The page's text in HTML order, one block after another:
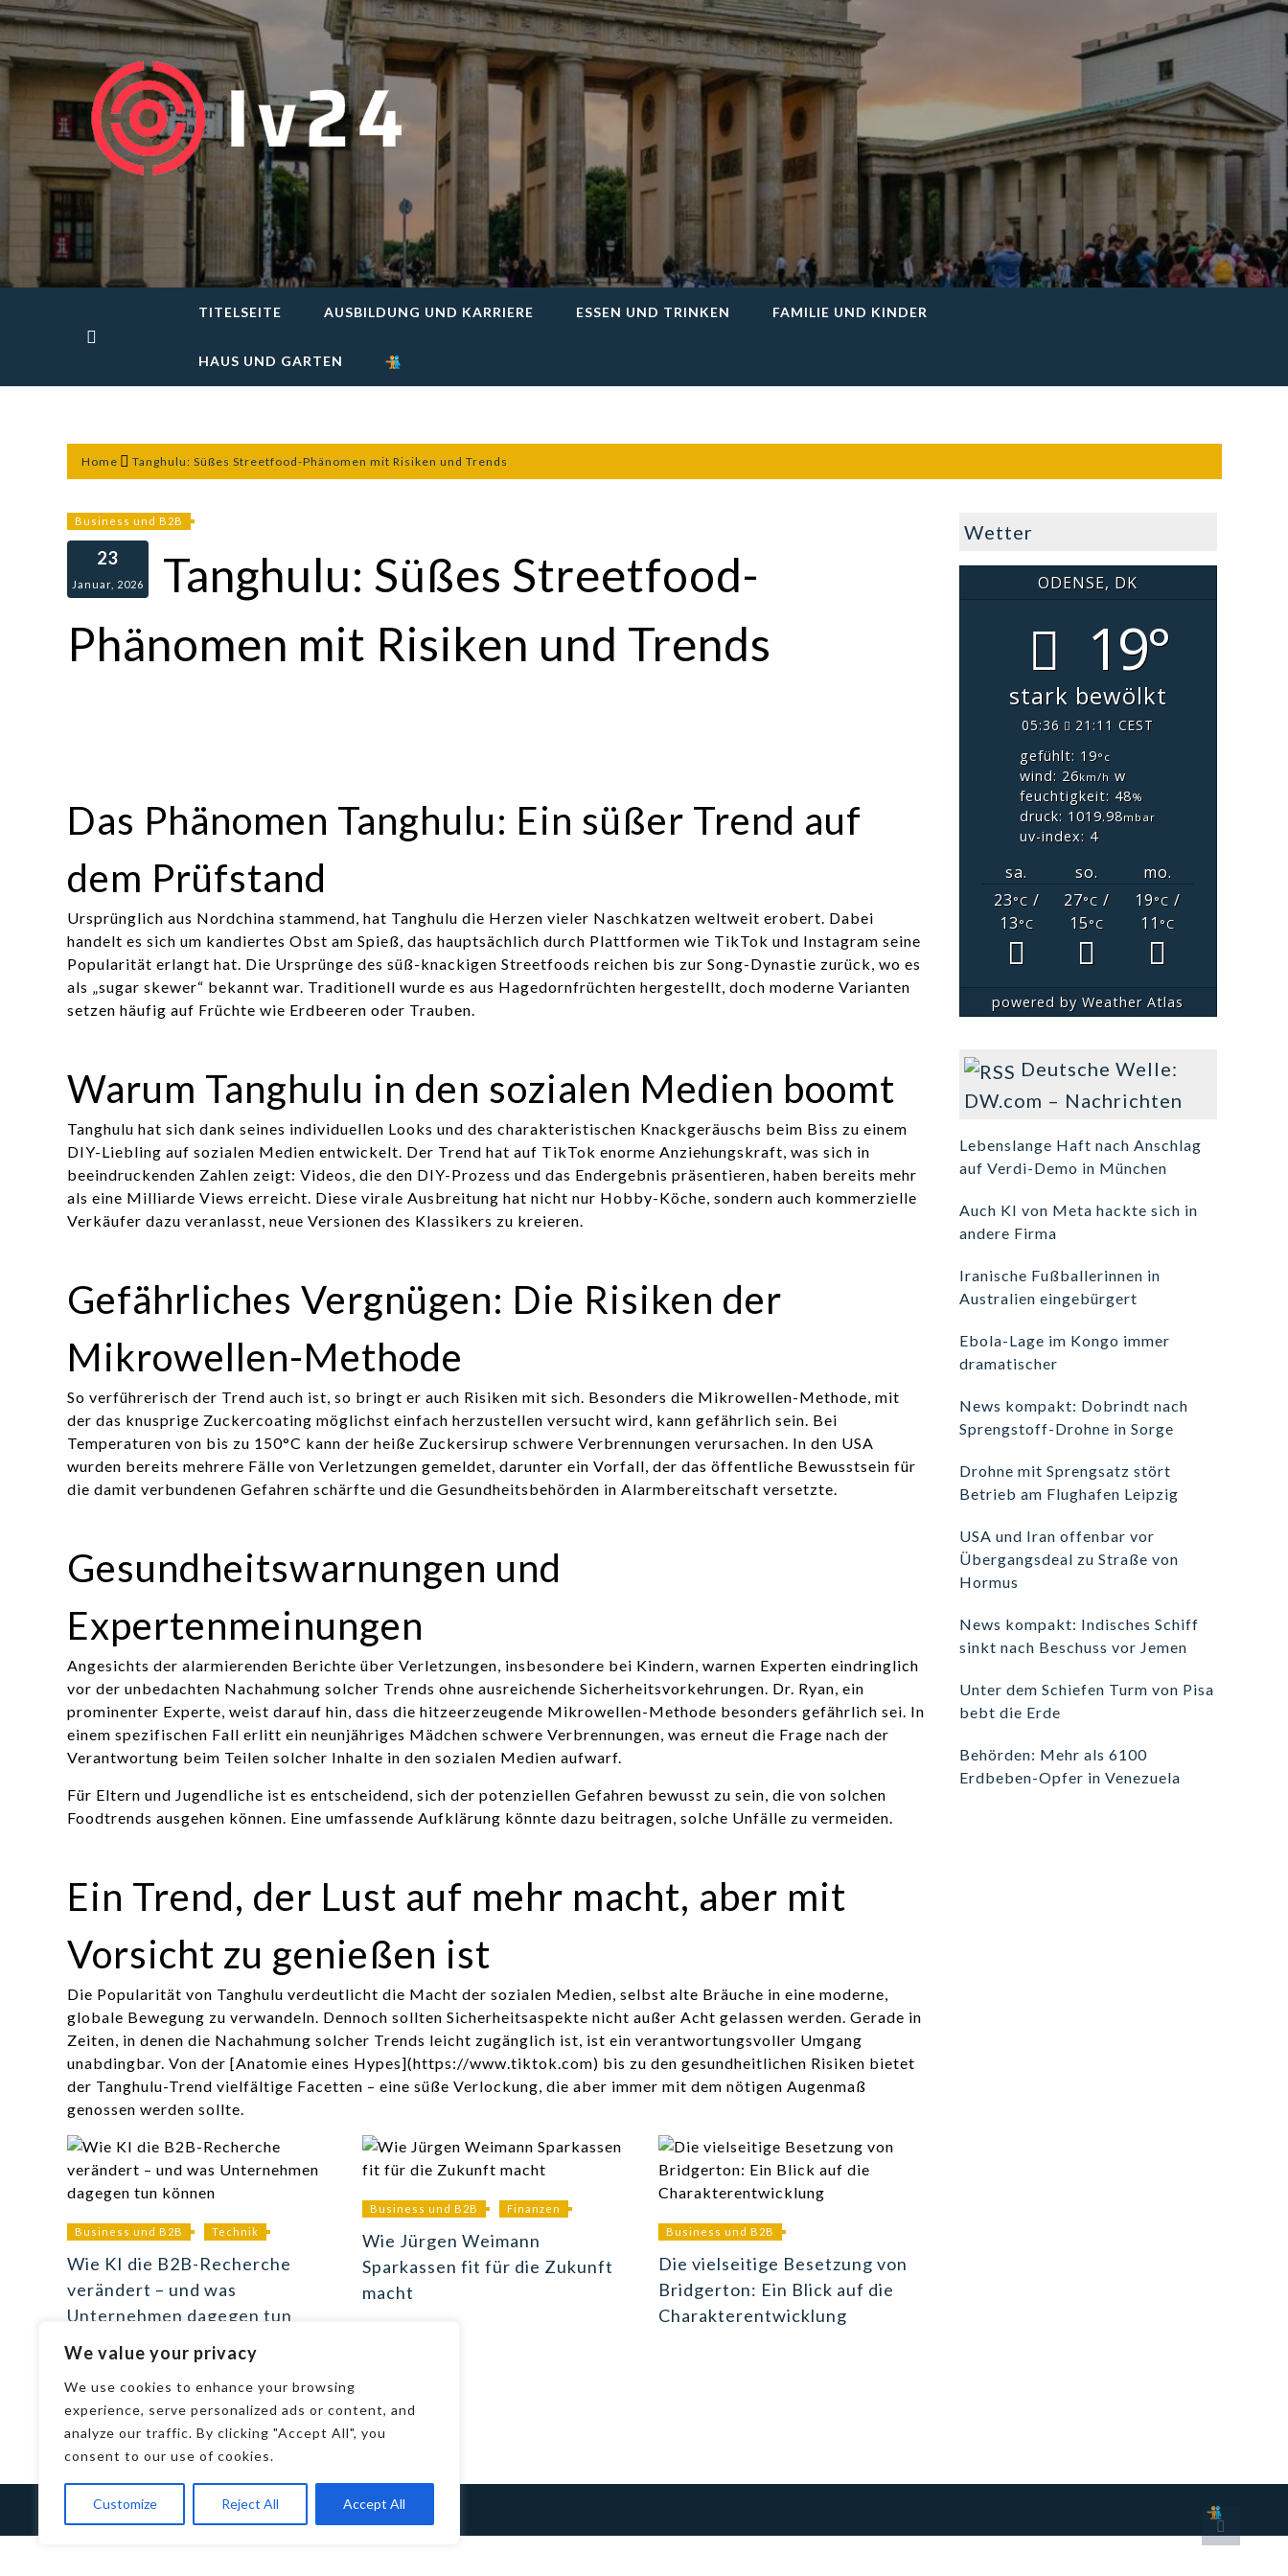
We value your privacy
We use cookies to enhance your browsing
experience, serve personalized ads or content, and
analyze our traffic. By clicking "Accept All", you
consent to our use of cookies.
Customize Reject All Accept All
Skip
to
content
Iv24
TITELSEITE AUSBILDUNG UND KARRIERE ESSEN UND TRINKEN FAMILIE UND KINDER
HAUS UND GARTEN
Home Tanghulu: Süßes Streetfood-Phänomen mit Risiken und Trends
Business und B2B
23
Januar, 2026
Tanghulu: Süßes Streetfood-
Phänomen mit Risiken und Trends
Das Phänomen Tanghulu: Ein süßer Trend auf
dem Prüfstand
Ursprünglich aus Nordchina stammend, hat Tanghulu die Herzen vieler Naschkatzen weltweit erobert. Dabei
handelt es sich um kandiertes Obst am Spieß, das hauptsächlich durch Plattformen wie TikTok und Instagram seine
Popularität erlangt hat. Die Ursprünge des süß-knackigen Streetfoods reichen bis zur Song-Dynastie zurück, wo es
als „sugar skewer“ bekannt war. Traditionell wurde es aus Hagedornfrüchten hergestellt, doch moderne Varianten
setzen häufig auf Früchte wie Erdbeeren oder Trauben.
Warum Tanghulu in den sozialen Medien boomt
Tanghulu hat sich dank seines individuellen Looks und des charakteristischen Knackgeräuschs beim Biss zu einem
DIY-Liebling auf sozialen Medien entwickelt. Der Trend hat auf TikTok enorme Anziehungskraft, was sich in
beeindruckenden Zahlen zeigt: Videos, die den DIY-Prozess und das Endergebnis präsentieren, haben bereits mehr
als eine Milliarde Views erreicht. Diese virale Ausbreitung hat nicht nur Hobby-Köche, sondern auch kommerzielle
Verkäufer dazu veranlasst, neue Versionen des Klassikers zu kreieren.
Gefährliches Vergnügen: Die Risiken der
Mikrowellen-Methode
So verführerisch der Trend auch ist, so bringt er auch Risiken mit sich. Besonders die Mikrowellen-Methode, mit
der das knusprige Zuckercoating möglichst einfach herzustellen versucht wird, kann gefährlich sein. Bei
Temperaturen von bis zu 150°C kann der heiße Zuckersirup schwere Verbrennungen verursachen. In den USA
wurden bereits mehrere Fälle von Verletzungen gemeldet, darunter ein Vorfall, der das öffentliche Bewusstsein für
die damit verbundenen Gefahren schärfte und die Gesundheitsbehörden in Alarmbereitschaft versetzte.
Gesundheitswarnungen und
Expertenmeinungen
Angesichts der alarmierenden Berichte über Verletzungen, insbesondere bei Kindern, warnen Experten eindringlich
vor der unbedachten Nachahmung solcher Trends ohne ausreichende Sicherheitsvorkehrungen. Dr. Ryan, ein
prominenter Experte, weist darauf hin, dass die hitzeerzeugende Mikrowellen-Methode besonders gefährlich sei. In
einem spezifischen Fall erlitt ein neunjähriges Mädchen schwere Verbrennungen, was erneut die Frage nach der
Verantwortung beim Teilen solcher Inhalte in den sozialen Medien aufwarf.
Für Eltern und Jugendliche ist es entscheidend, sich der potenziellen Gefahren bewusst zu sein, die von solchen
Foodtrends ausgehen können. Eine umfassende Aufklärung könnte dazu beitragen, solche Unfälle zu vermeiden.
Ein Trend, der Lust auf mehr macht, aber mit
Vorsicht zu genießen ist
Die Popularität von Tanghulu verdeutlicht die Macht der sozialen Medien, selbst alte Bräuche in eine moderne,
globale Bewegung zu verwandeln. Dennoch sollten Sicherheitsaspekte nicht außer Acht gelassen werden. Gerade in
Zeiten, in denen die Nachahmung solcher Trends leicht zugänglich ist, ist ein verantwortungsvoller Umgang
unabdingbar. Von der [Anatomie eines Hypes](https://www.tiktok.com) bis zu den gesundheitlichen Risiken bietet
der Tanghulu-Trend vielfältige Facetten – eine süße Verlockung, die aber immer mit dem nötigen Augenmaß
genossen werden sollte.
Business und B2B Technik
Wie KI die B2B-Recherche
verändert – und was
Unternehmen dagegen tun
können
Business und B2B Finanzen
Wie Jürgen Weimann
Sparkassen fit für die Zukunft
macht
Business und B2B
Die vielseitige Besetzung von
Bridgerton: Ein Blick auf die
Charakterentwicklung
Wetter
ODENSE, DK
19°
stark bewölkt
05:36
21:11 CEST
gefühlt: 19°c
wind: 26km/h w
feuchtigkeit: 48%
druck: 1019.98mbar
uv-index: 4
sa. so.
mo.
23°C/
13°C
27°C /
15°C
19°C /
11 °C
powered byWeather Atlas
Deutsche Welle:
DW.com – Nachrichten
Lebenslange Haft nach Anschlag
auf Verdi-Demo in München
Auch KI von Meta hackte sich in
andere Firma
Iranische Fußballerinnen in
Australien eingebürgert
Ebola-Lage im Kongo immer
dramatischer
News kompakt: Dobrindt nach
Sprengstoff-Drohne in Sorge
Drohne mit Sprengsatz stört
Betrieb am Flughafen Leipzig
USA und Iran offenbar vor
Übergangsdeal zu Straße von
Hormus
News kompakt: Indisches Schiff
sinkt nach Beschuss vor Jemen
Unter dem Schiefen Turm von Pisa
bebt die Erde
Behörden: Mehr als 6100
Erdbeben-Opfer in Venezuela